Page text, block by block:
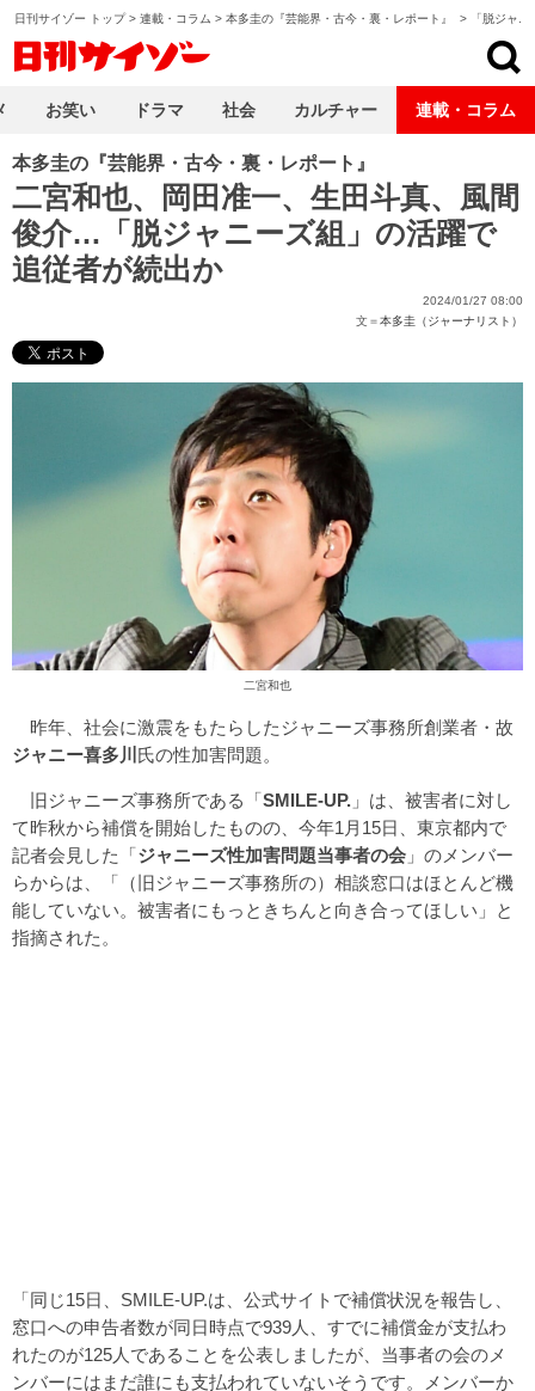
日刊サイゾー トップ> 連載・コラム > 本多圭の『芸能界・古今・裏・レポート』 > 「脱ジャ
本多圭の『芸能界・古今・裏・レポート』
二宮和也、岡田准一、生田斗真、風間
俊介…「脱ジャニーズ組」の活躍で
追従者が続出か
2024/01/27 08:00
文＝本多圭（ジャーナリスト）
二宮和也
昨年、社会に激震をもたらしたジャニーズ事務所創業者・故
ジャニー喜多川 氏の性加害問題。
旧ジャニーズ事務所である「SMILE-UP. 」は、被害者に対し
て昨秋から補償を開始したものの、今年1月15日、東京都内で
記者会見した「ジャニーズ性加害問題当事者の会 」のメンバー
らからは、「（旧ジャニーズ事務所の）相談窓口はほとんど機
能していない。被害者にもっときちんと向き合ってほしい」と
指摘された。
「同じ15日、SMILE-UP.は、公式サイトで補償状況を報告し、
窓口への申告者数が同日時点で939人、すでに補償金が支払わ
れたのが125人であることを公表しましたが、当事者の会のメ
ンバーにはまだ誰にも支払われていないそうです。メンバーか
お笑い ドラマ 社会 カルチャー 連載・コラム